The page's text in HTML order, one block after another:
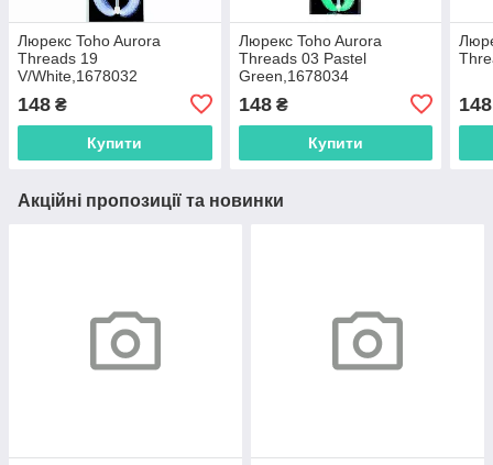
Люрекс Toho Aurora
Threads 19
V/White,1678032
148 ₴
Купити
Люрекс Toho Aurora
Threads 03 Pastel
Green,1678034
148₴
Купити
148
Акційні пропозиції та новинки